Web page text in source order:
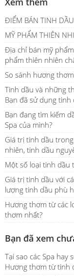
ĐIỂM BÁN TINH
MỸ PHẨM THIÊN
Địa chỉ bán mỹ
phẩm thiên nhiên
So sánh hương
Tinh dầu và những
Bạn đã sử dụng
Bạn đang tìm kiếm
Spa của mình?
Giá trị tinh dầu
nhiên, tinh dầu
Một số loại tinh dầu
Giá trị tinh dầu với
lượng tinh dầu phù
Hương thơm từ các
thơm nhất?
Bạn đã xem
Tại sao các Spa
Hương thơm từ tinh